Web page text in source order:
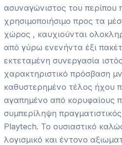
ασυναγώνιστος του περίπου
χρησιμοποιήσιμο προς τα
χώρος , καυχιούνται
από γύρω ενενήντα έξι
εκτεταμένη συνεργασία
χαρακτηριστικό πρόσβαση
καθυστερημένο τέλος ήχου
αγαπημένο από κορυφαίους
συμπερίληψη
Playtech. Το ουσιαστικό
λογισμικό και έντονο